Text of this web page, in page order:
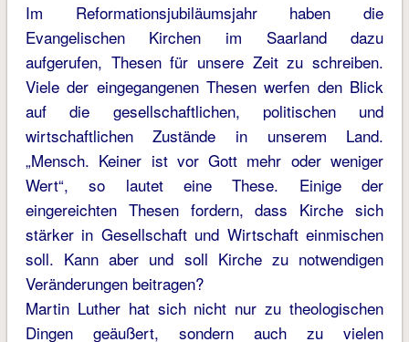
Im Reformationsjubiläumsjahr haben die
Evangelischen Kirchen im Saarland dazu
aufgerufen, Thesen für unsere Zeit zu schreiben.
Viele der eingegangenen Thesen werfen den Blick
auf die gesellschaftlichen, politischen und
wirtschaftlichen Zustände in unserem Land.
„Mensch. Keiner ist vor Gott mehr oder weniger
Wert“, so lautet eine These. Einige der
eingereichten Thesen fordern, dass Kirche sich
stärker in Gesellschaft und Wirtschaft einmischen
soll. Kann aber und soll Kirche zu notwendigen
Veränderungen beitragen?
Martin Luther hat sich nicht nur zu theologischen
Dingen geäußert, sondern auch zu vielen